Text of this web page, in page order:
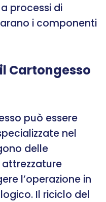
processi di
i componenti
Cartongesso
può essere
nel
delle
l’operazione in
Il riciclo del